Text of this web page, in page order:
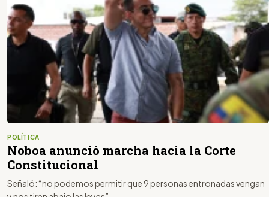
POLÍTICA
Noboa anunció marcha hacia la Corte
Constitucional
Señaló: “no podemos permitir que 9 personas entronadas vengan